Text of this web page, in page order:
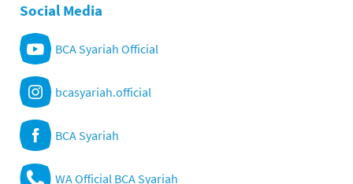
Social Media
BCA Syariah Official
bcasyariah.official
BCA Syariah
WA Official BCA Syariah